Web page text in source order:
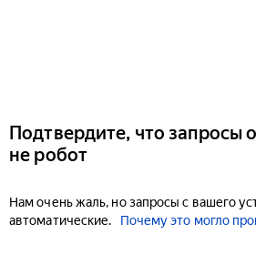
Подтвердите, что запросы
не робот
Нам очень жаль, но запросы с вашего
автоматические.
Почему это могло